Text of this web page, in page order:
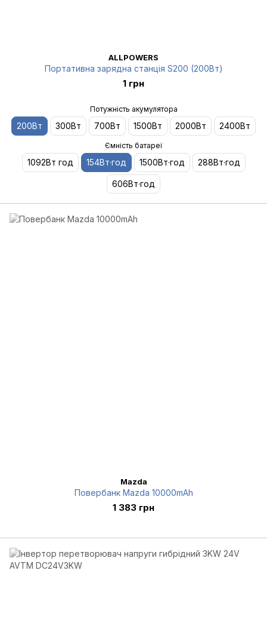
ALLPOWERS
Портативна зарядна станція S200 (200Вт)
1 грн
Потужність акумулятора
200Вт 300Вт 700Вт 1500Вт 2000Вт 2400Вт
Ємність батареї
1092Вт год 154Вт·год 1500Вт·год 288Вт·год
606Вт·год
Mazda
Повербанк Mazda 10000mAh
1 383 грн